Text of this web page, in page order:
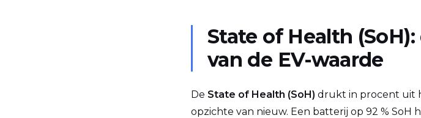
State of Health
van de EV-waarde
De State of Health (SoH) drukt in procent uit
opzichte van nieuw. Een batterij op 92 %